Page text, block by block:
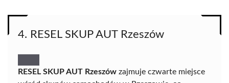
4. RESEL SKUP AUT Rzeszów
RESEL SKUP AUT Rzeszów zajmuje czwarte miejsce